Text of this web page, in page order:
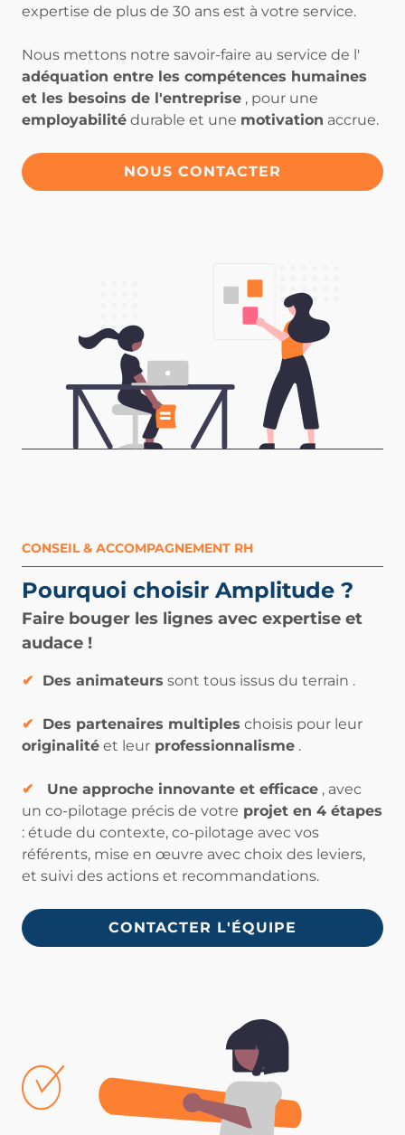
expertise de plus de 30 ans est à votre service.
Nous mettons notre savoir-faire au service de l'
adéquation entre les compétences humaines
et les besoins de l'entreprise , pour une
employabilité durable et une motivation accrue.
NOUS CONTACTER
CONSEIL & ACCOMPAGNEMENT RH
Pourquoi choisir Amplitude ?
Faire bouger les lignes avec expertise et
audace !
✔ Des animateurs sont tous issus du terrain .
✔ Des partenaires multiples choisis pour leur
originalité et leur professionnalisme .
✔ Une approche innovante et efficace , avec
un co-pilotage précis de votre projet en 4 étapes
: étude du contexte, co-pilotage avec vos
référents, mise en œuvre avec choix des leviers,
et suivi des actions et recommandations.
CONTACTER L'ÉQUIPE